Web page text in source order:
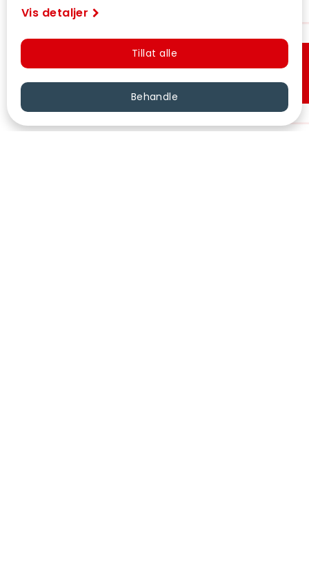
Vis detaljer
Tillat alle
Behandle Hurtigkjøp